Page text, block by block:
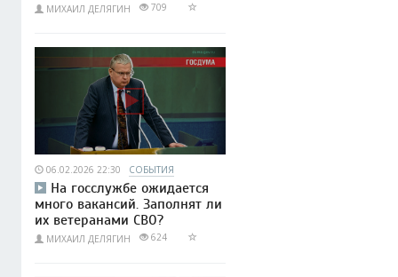
МИХАИЛ ДЕЛЯГИН 709
06.02.2026 22:30 СОБЫТИЯ
На госслужбе ожидается
много вакансий. Заполнят ли
их ветеранами СВО?
МИХАИЛ ДЕЛЯГИН 624